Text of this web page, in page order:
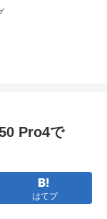
Pro4で
はてブ